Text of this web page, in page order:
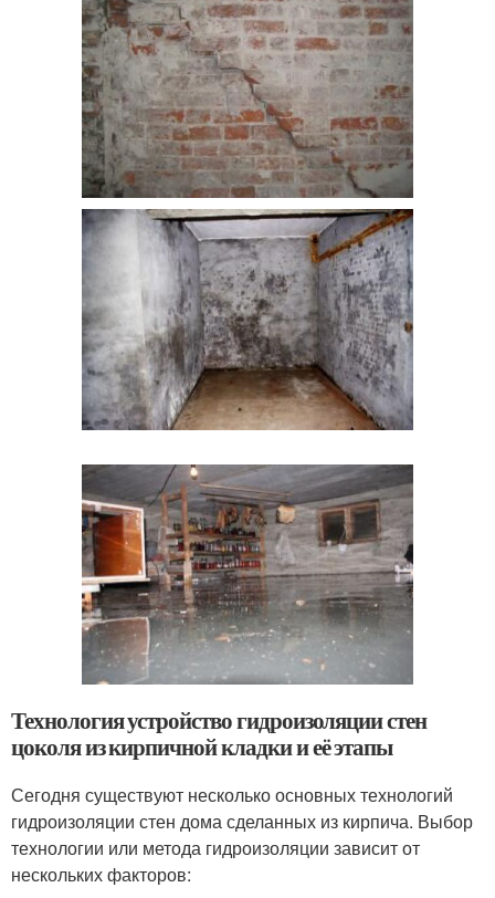
Технология устройство гидроизоляции стен
цоколя из кирпичной кладки и её этапы
Сегодня существуют несколько основных технологий
гидроизоляции стен дома сделанных из кирпича. Выбор
технологии или метода гидроизоляции зависит от
нескольких факторов: